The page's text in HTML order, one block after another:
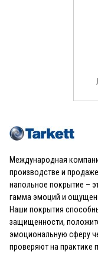
Международная
производстве и
напольное покрытие –
гамма эмоций и
Наши покрытия
защищенности,
эмоциональную сферу
проверяют на практике